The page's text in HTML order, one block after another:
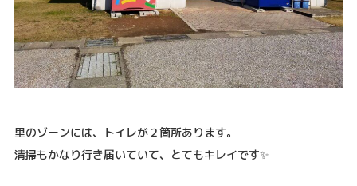
里のゾーンには、トイレが２箇所あります。
清掃もかなり行き届いていて、とてもキレイです✨